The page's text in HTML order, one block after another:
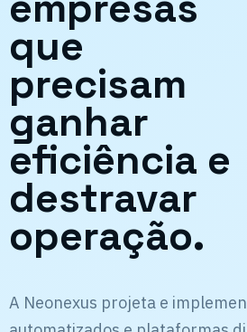
que
precisam
ganhar
eficiência e
destravar
operação.
A Neonexus projeta e